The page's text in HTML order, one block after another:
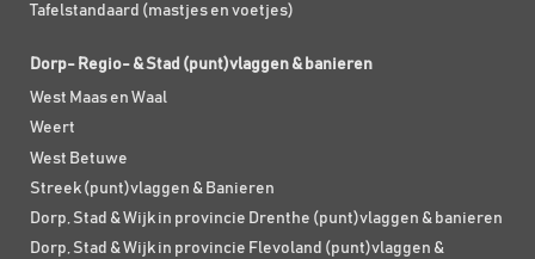
Tafelstandaard (mastjes en voetjes)
Dorp- Regio- & Stad (punt)vlaggen & banieren
West Maas en Waal
Weert
West Betuwe
Streek (punt)vlaggen & Banieren
Dorp, Stad & Wijk in provincie Drenthe (punt)vlaggen & banieren
Dorp, Stad & Wijk in provincie Flevoland (punt)vlaggen &